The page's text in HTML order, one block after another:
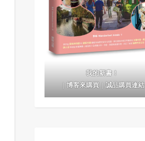
我的新書！
｜博客來購買｜誠品購買連結